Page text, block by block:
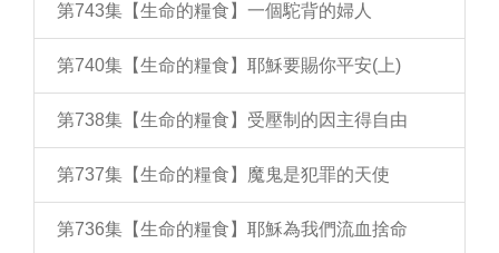
第743集【生命的糧食】一個駝背的婦人
第740集【生命的糧食】耶穌要賜你平安(上)
第738集【生命的糧食】受壓制的因主得自由
第737集【生命的糧食】魔鬼是犯罪的天使
第736集【生命的糧食】耶穌為我們流血捨命